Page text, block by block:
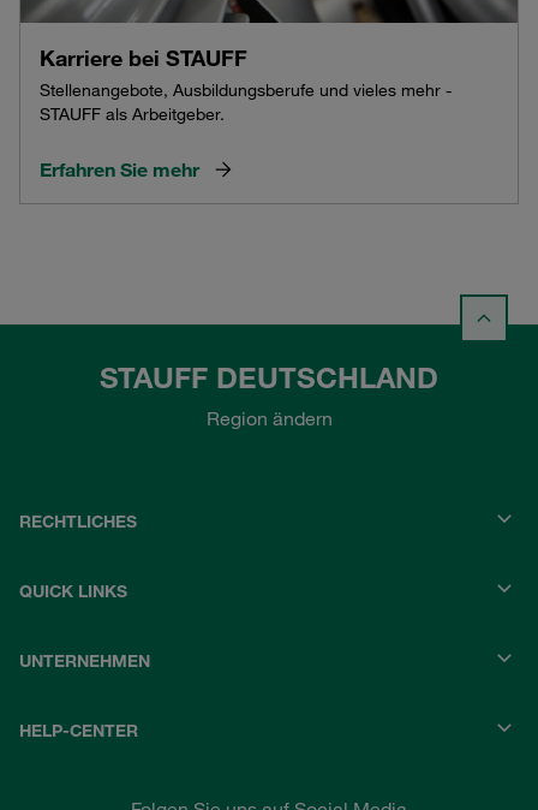
Karriere bei STAUFF
Stellenangebote, Ausbildungsberufe und vieles mehr -
STAUFF als Arbeitgeber.
Erfahren Sie mehr
STAUFF DEUTSCHLAND
Region ändern
RECHTLICHES
QUICK LINKS
UNTERNEHMEN
HELP-CENTER